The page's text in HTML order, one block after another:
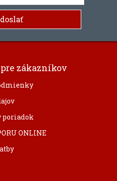
zákazníkov
poriadok
ONLINE